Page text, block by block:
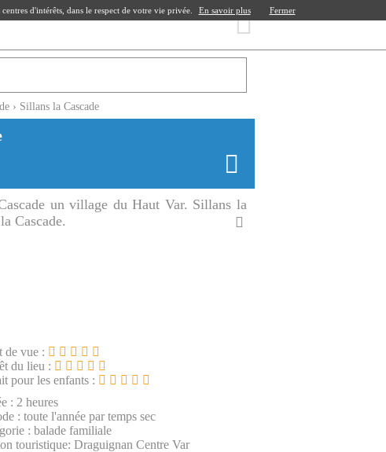
› Sillans la Cascade
un village du Haut Var. Sillans la
Cascade.
de vue :
du lieu :
pour les enfants :
: 2 heures
: toute l'année par temps sec
: balade familiale
touristique: Draguignan Centre Var
d'intérêts, dans le respect de votre vie privée. En savoir plus Fermer